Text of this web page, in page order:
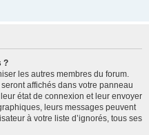
?
les autres membres du forum.
affichés dans votre panneau
état de connexion et leur envoyer
leurs messages peuvent
à votre liste d’ignorés, tous ses